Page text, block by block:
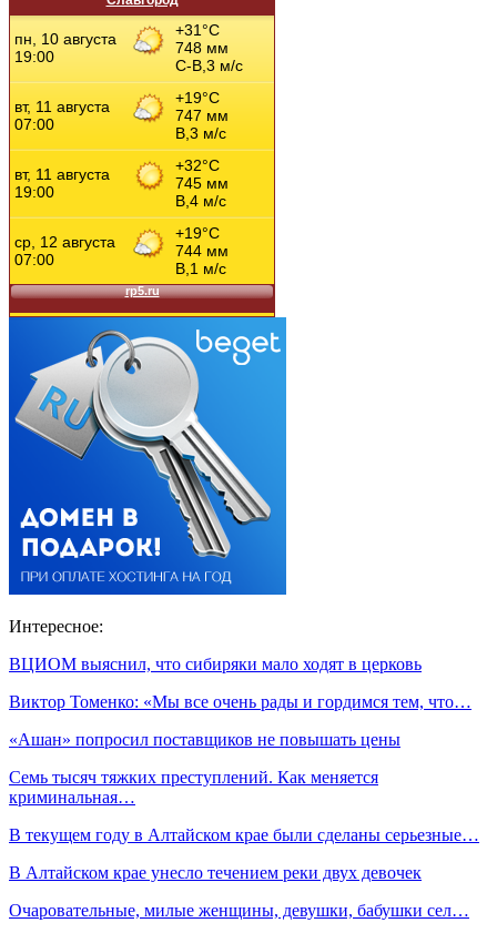
Интересное:
ВЦИОМ выяснил, что сибиряки мало ходят в церковь
Виктор Томенко: «Мы все очень рады и гордимся тем, что…
«Ашан» попросил поставщиков не повышать цены
Семь тысяч тяжких преступлений. Как меняется
криминальная…
В текущем году в Алтайском крае были сделаны серьезные…
В Алтайском крае унесло течением реки двух девочек
Очаровательные, милые женщины, девушки, бабушки сел…